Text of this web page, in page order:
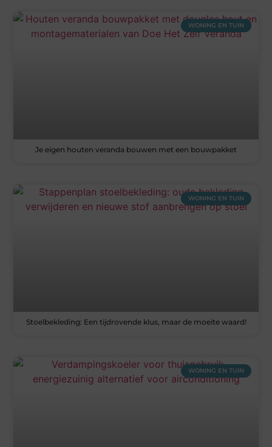
WONING EN TUIN
Je eigen houten veranda bouwen met een bouwpakket
WONING EN TUIN
Stoelbekleding: Een tijdrovende klus, maar de moeite waard!
WONING EN TUIN